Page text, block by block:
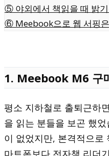
⑤ 야외에서 책읽을 때 밝
⑥ Meebook으로 웹 서핑
1. Meebook M6 구
평소 지하철로 출퇴근하
을 읽는 분들을 보곤 했
이 없었지만, 본격적으로
마트폰보다 전자책 리더